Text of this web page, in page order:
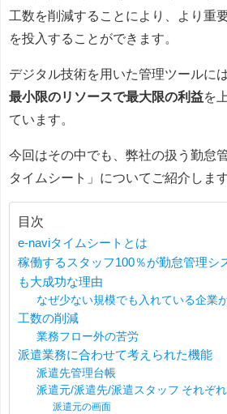
工数を削減することにより、より重
を投入することができます。
デジタル技術を用いた管理ツールには
最小限のリソースで最大限の利益を
ています。
今回はその中でも、弊社の扱う勤怠
タイムシート」についてご紹介します
目次
e-naviタイムシートとは
稼働するスタッフ100％が勤怠管理シ
も大成功な理由
なぜ少ない規模でも入れている企業
工数の削減
業務フロー外の苦労
派遣業務に合わせて考えられた機能
派遣先管理台帳
派遣元/派遣先/派遣スタッフ それぞ
派遣元の画面